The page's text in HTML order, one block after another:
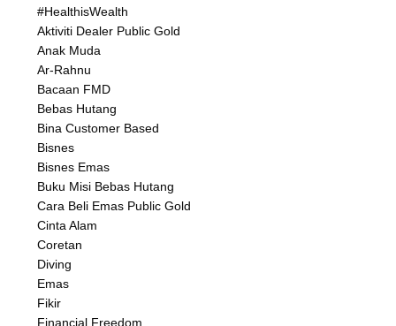
#HealthisWealth
Aktiviti Dealer Public Gold
Anak Muda
Ar-Rahnu
Bacaan FMD
Bebas Hutang
Bina Customer Based
Bisnes
Bisnes Emas
Buku Misi Bebas Hutang
Cara Beli Emas Public Gold
Cinta Alam
Coretan
Diving
Emas
Fikir
Financial Freedom